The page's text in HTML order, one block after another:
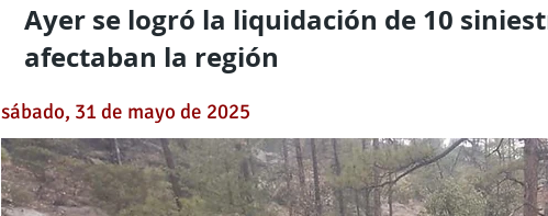
Ayer se logró la liquidación de 10
afectaban la región
sábado, 31 de mayo de 2025